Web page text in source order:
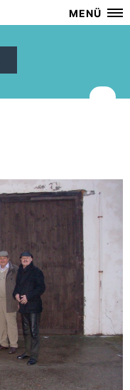
MENÜ